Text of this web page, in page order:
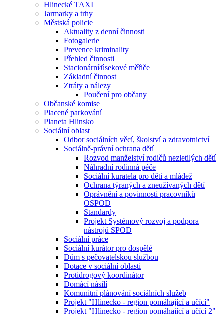
Hlinecké TAXI
Jarmarky a trhy
Městská policie
Aktuality z denní činnosti
Fotogalerie
Prevence kriminality
Přehled činnosti
Stacionární⁄úsekové měřiče
Základní činnost
Ztráty a nálezy
Poučení pro občany
Občanské komise
Placené parkování
Planeta Hlinsko
Sociální oblast
Odbor sociálních věcí, školství a zdravotnictví
Sociálně-právní ochrana dětí
Rozvod manželství rodičů nezletilých dětí
Náhradní rodinná péče
Sociální kuratela pro děti a mládež
Ochrana týraných a zneužívaných dětí
Oprávnění a povinnosti pracovníků
OSPOD
Standardy
Projekt Systémový rozvoj a podpora
nástrojů SPOD
Sociální práce
Sociální kurátor pro dospělé
Dům s pečovatelskou službou
Dotace v sociální oblasti
Protidrogový koordinátor
Domácí násilí
Komunitní plánování sociálních služeb
Projekt "Hlinecko - region pomáhající a učící"
Projekt "Hlinecko - region pomáhající a učící 2"